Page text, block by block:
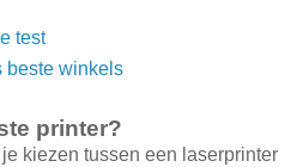
test
beste winkels
printer?
kiezen tussen een laserprinter